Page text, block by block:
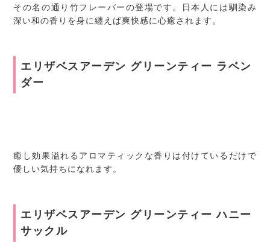
その名の通り竹フレーバーの登場です。日本人には馴染み
深い和の香りを身に纏えば爽快感に心癒されます。
エリザベスアーデン グリーンティー ラベン
ダー
癒し効果溢れるアロマティックな香りは付けているだけで
優しい気持ちになれます。
エリザベスアーデン グリーンティー ハニー
サックル